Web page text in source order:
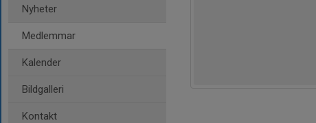
Nyheter
Medlemmar
Kalender
Bildgalleri
Kontakt